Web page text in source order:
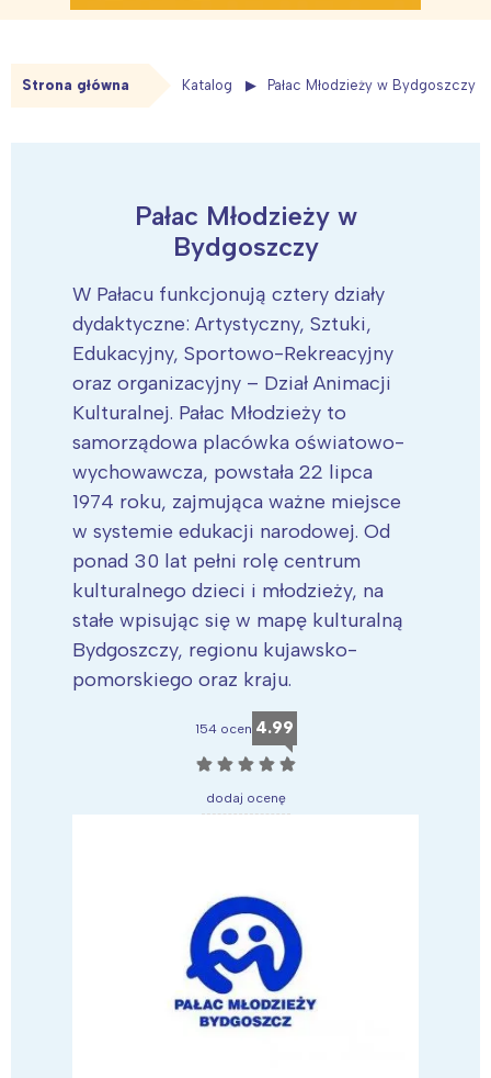
Strona główna Katalog Pałac Młodzieży w Bydgoszczy
Pałac Młodzieży w
Bydgoszczy
W Pałacu funkcjonują cztery działy
dydaktyczne: Artystyczny, Sztuki,
Edukacyjny, Sportowo-Rekreacyjny
oraz organizacyjny – Dział Animacji
Kulturalnej. Pałac Młodzieży to
samorządowa placówka oświatowo-
wychowawcza, powstała 22 lipca
1974 roku, zajmująca ważne miejsce
w systemie edukacji narodowej. Od
ponad 30 lat pełni rolę centrum
kulturalnego dzieci i młodzieży, na
stałe wpisując się w mapę kulturalną
Bydgoszczy, regionu kujawsko-
pomorskiego oraz kraju.
154 ocen 4.99
☆ ☆ ☆ ☆ ☆
dodaj ocenę